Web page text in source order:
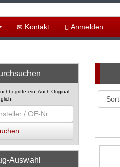
Kontakt Anmelden
ein. Auch Original-
Auswahl